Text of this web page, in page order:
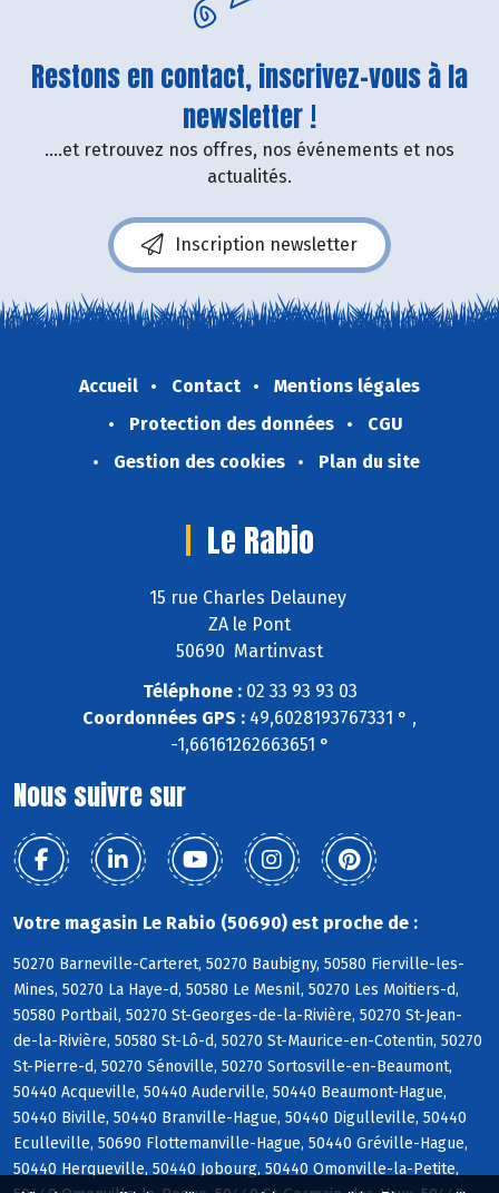
Restons en contact, inscrivez-vous à la
newsletter !
....et retrouvez nos offres, nos événements et nos
actualités.
Inscription newsletter
Accueil Contact
Mentions légales
Protection des données
CGU
Gestion des cookies
Plan du site
Le Rabio
15 rue Charles Delauney
ZA le Pont
50690 Martinvast
Téléphone :02 33 93 93 03
Coordonnées GPS : 49,6028193767331 ° ,
-1,66161262663651 °
Nous suivre sur
Votre magasin Le Rabio (50690) est proche de :
50270 Barneville-Carteret, 50270 Baubigny, 50580 Fierville-les-
Mines, 50270 La Haye-d, 50580 Le Mesnil, 50270 Les Moitiers-d,
50580 Portbail, 50270 St-Georges-de-la-Rivière, 50270 St-Jean-
de-la-Rivière, 50580 St-Lô-d, 50270 St-Maurice-en-Cotentin, 50270
St-Pierre-d, 50270 Sénoville, 50270 Sortosville-en-Beaumont,
50440 Acqueville, 50440 Auderville, 50440 Beaumont-Hague,
50440 Biville, 50440 Branville-Hague, 50440 Digulleville, 50440
Eculleville, 50690 Flottemanville-Hague, 50440 Gréville-Hague,
50440 Herqueville, 50440 Jobourg, 50440 Omonville-la-Petite,